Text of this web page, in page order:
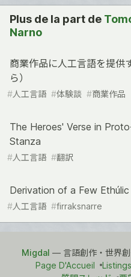
Plus de la part de
Narno
商業作品に人工言語を提供
ら）
#人工言語 #体験談 #商業作品
The Heroes' Verse in
Stanza
#人工言語 #翻訳
Derivation of a Few Ethúlic
#人工言語 #firraksnarre
Migdal — 言語創作・世界創
Page D'Accueil
Listings